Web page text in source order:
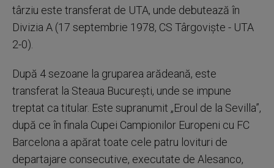
târziu este transferat de UTA, unde debutează în
Divizia A (17 septembrie 1978, CS Târgoviște - UTA
2-0).
După 4 sezoane la gruparea arădeană, este
transferat la Steaua București, unde se impune
treptat ca titular. Este supranumit „Eroul de la Sevilla”,
după ce în finala Cupei Campionilor Europeni cu FC
Barcelona a apărat toate cele patru lovituri de
departajare consecutive, executate de Alesanco,